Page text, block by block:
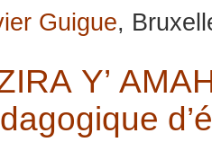
Guigue,
Y’